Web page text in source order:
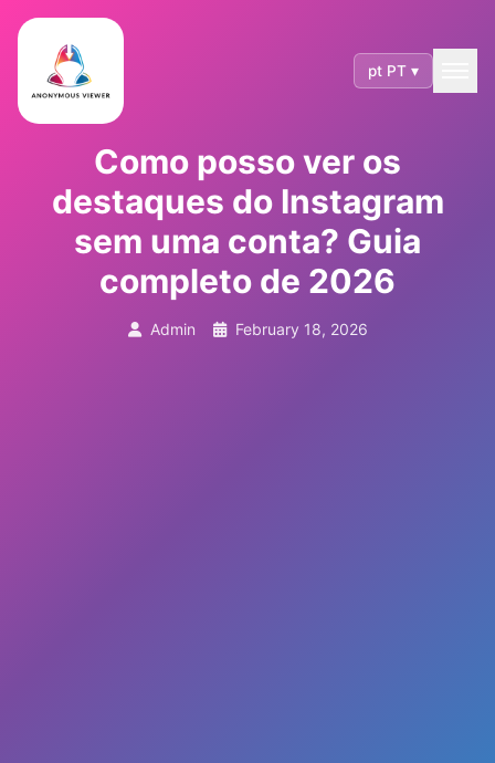
pt PT ▾
Como posso ver os
destaques do Instagram
sem uma conta? Guia
completo de 2026
Admin February 18, 2026